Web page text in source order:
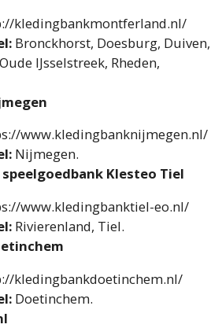
kledingbankmontferland.nl/
Bronckhorst, Doesburg, Duiven,
IJsselstreek, Rheden,
www.kledingbanknijmegen.nl/
Nijmegen.
Klesteo Tiel
www.kledingbanktiel-eo.nl/
Rivierenland, Tiel.
kledingbankdoetinchem.nl/
Doetinchem.